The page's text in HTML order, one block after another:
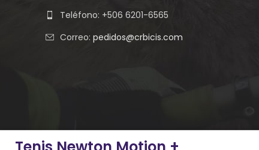
Teléfono: +506 6201-6565
Correo: pedidos@crbicis.com